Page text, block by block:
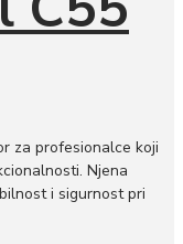
za profesionalce koji
Njena
i sigurnost pri